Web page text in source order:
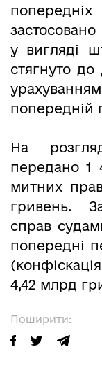
Поширити:
у вигляді
стягнуто
попередній
На
передано 1
митних
гривень.
справ
попередні
4,42 млрд